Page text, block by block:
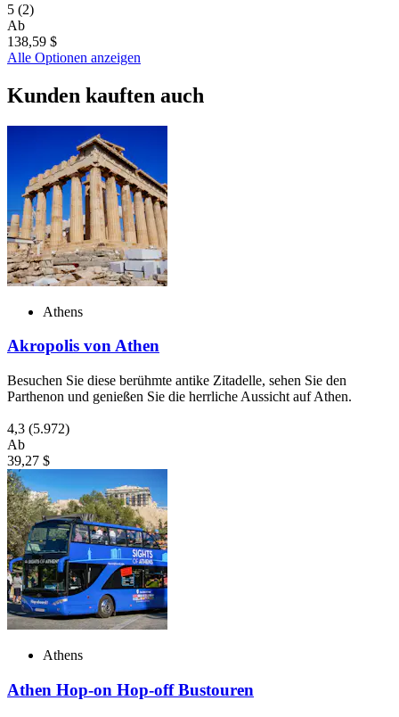
5 (2)
Ab
138,59 $
Alle Optionen anzeigen
Kunden kauften auch
Athens
Akropolis von Athen
Besuchen Sie diese berühmte antike Zitadelle, sehen Sie den
Parthenon und genießen Sie die herrliche Aussicht auf Athen.
4,3 (5.972)
Ab
39,27 $
Athens
Athen Hop-on Hop-off Bustouren